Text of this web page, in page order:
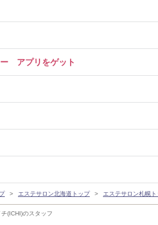
チ(ICHI)のスタッフ
アプリをゲット
エステサロン北海道トップ エステサロン札幌ト